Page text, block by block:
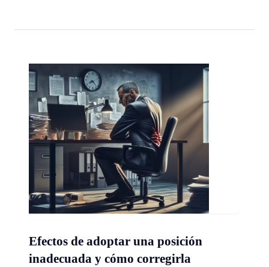
Efectos de adoptar una posición
inadecuada y cómo corregirla